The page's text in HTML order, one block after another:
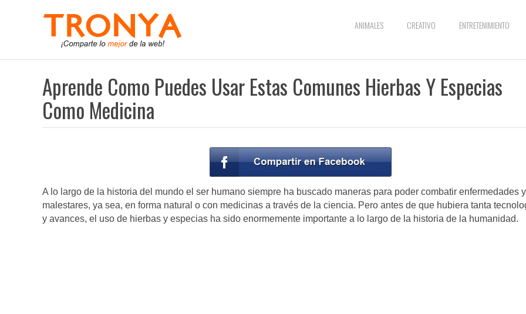
ANIMALES CREATIVO ENTRETENIMIENTO
Aprende Como Puedes Usar Estas Comunes Hierbas Y Especias
Como Medicina
A lo largo de la historia del mundo el ser humano siempre ha buscado maneras para poder combatir enfermedades y
malestares, ya sea, en forma natural o con medicinas a través de la ciencia. Pero antes de que hubiera tanta
y avances, el uso de hierbas y especias ha sido enormemente importante a lo largo de la historia de la humanidad.